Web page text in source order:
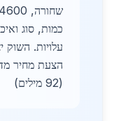
כמות, סוג
עלויות. השוק
הצעת מחיר
(92 מילים)